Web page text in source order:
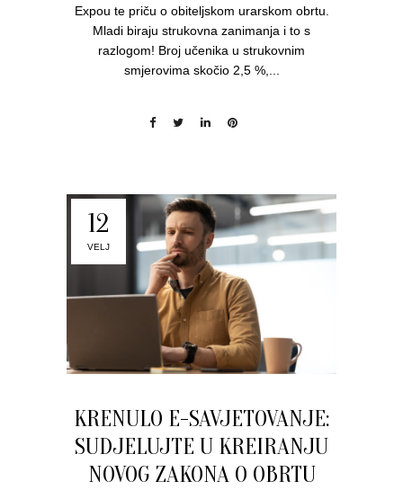
Expou te priču o obiteljskom urarskom obrtu.
Mladi biraju strukovna zanimanja i to s
razlogom! Broj učenika u strukovnim
smjerovima skočio 2,5 %,...
12
VELJ
KRENULO E-SAVJETOVANJE:
SUDJELUJTE U KREIRANJU
NOVOG ZAKONA O OBRTU